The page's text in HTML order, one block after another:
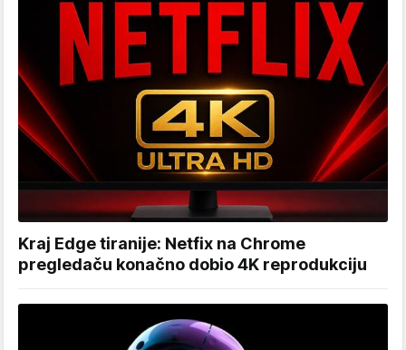
Kraj Edge tiranije: Netfix na Chrome
pregledaču konačno dobio 4K reprodukciju